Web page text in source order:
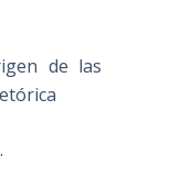
de las